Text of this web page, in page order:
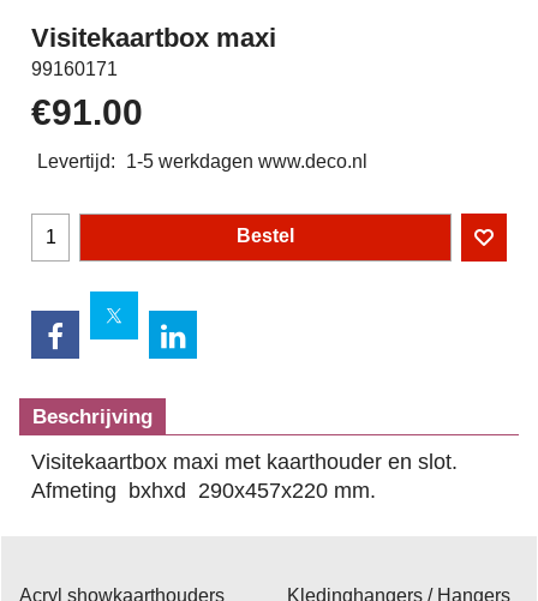
Visitekaartbox maxi
99160171
€91.00
Levertijd: 1-5 werkdagen www.deco.nl
Bestel
Beschrijving
Visitekaartbox maxi met kaarthouder en slot.
Afmeting bxhxd 290x457x220 mm.
Acryl showkaarthouders
Kledinghangers / Hangers